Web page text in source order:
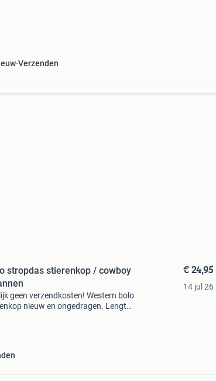
Verzenden
stropdas stierenkop / cowboy
geen verzendkosten! Western bolo
nieuw en ongedragen. Lengte
€ 24,95
14 jul 26